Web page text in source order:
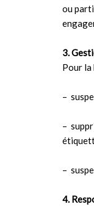
ou
3.
Pour la
–
–
–
4.